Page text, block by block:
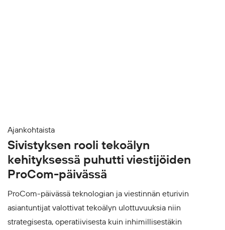
Ajankohtaista
Sivistyksen rooli tekoälyn
kehityksessä puhutti viestijöiden
ProCom-päivässä
ProCom-päivässä teknologian ja viestinnän eturivin
asiantuntijat valottivat tekoälyn ulottuvuuksia niin
strategisesta, operatiivisesta kuin inhimillisestäkin